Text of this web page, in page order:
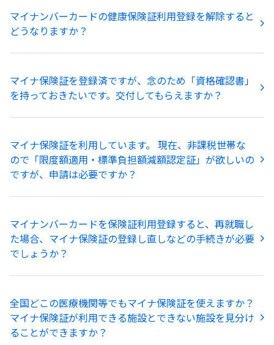
マイナンバーカードの健康保険証利用登録を解除すると
どうなりますか？
マイナ保険証を登録済ですが、念のため「資格確認書」
を持っておきたいです。交付してもらえますか？
マイナ保険証を利用しています。 現在、非課税世帯な
ので「限度額適用・標準負担額減額認定証」が欲しいの
ですが、申請は必要ですか？
マイナンバーカードを保険証利用登録すると、再就職し
た場合、マイナ保険証の登録し直しなどの手続きが必要
でしょうか？
全国どこの医療機関等でもマイナ保険証を使えますか？
マイナ保険証が利用できる施設とできない施設を見分け
ることができますか？